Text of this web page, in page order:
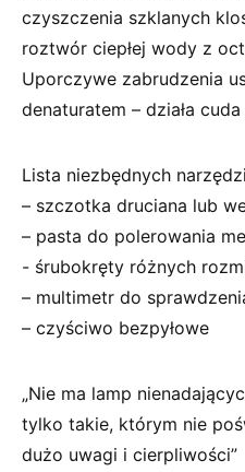
czyszczenia szklanych
roztwór ciepłej wody z
Uporczywe zabrudzenia
denaturatem – działa
Lista niezbędnych
– szczotka druciana lub
– pasta do polerowania
-‌ śrubokręty różnych
– multimetr do
– czyściwo bezpyłowe
„Nie ma lamp
tylko takie, ‍którym nie
dużo uwagi i cierpliwości”